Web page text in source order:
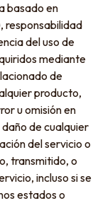
basado en
responsabilidad
del uso de
mediante
de
producto,
u omisión en
de cualquier
del servicio o
transmitido, o
incluso si se
estados o